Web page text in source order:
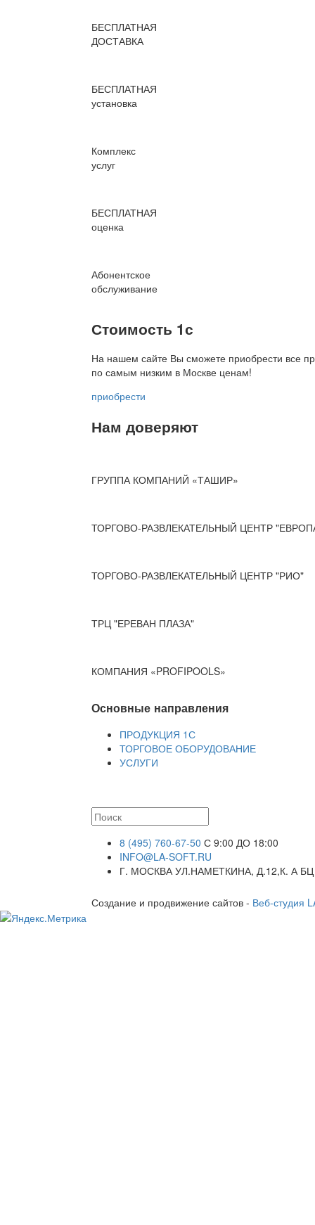
БЕСПЛАТНАЯ
ДОСТАВКА
БЕСПЛАТНАЯ
установка
Комплекс
услуг
БЕСПЛАТНАЯ
оценка
Абонентское
обслуживание
Стоимость 1с
На нашем сайте Вы сможете приобрести все
по самым низким в Москве ценам!
приобрести
Нам доверяют
ГРУППА КОМПАНИЙ «ТАШИР»
ТОРГОВО-РАЗВЛЕКАТЕЛЬНЫЙ ЦЕНТР
ТОРГОВО-РАЗВЛЕКАТЕЛЬНЫЙ ЦЕНТР "РИО"
ТРЦ "ЕРЕВАН ПЛАЗА"
КОМПАНИЯ «PROFIPOOLS»
Основные направления
ПРОДУКЦИЯ 1С
ТОРГОВОЕ ОБОРУДОВАНИЕ
УСЛУГИ
8 (495) 760-67-50 С 9:00 ДО 18:00
INFO@LA-SOFT.RU
Г. МОСКВА УЛ.НАМЕТКИНА, Д.12,К. А
Создание и продвижение сайтов - Веб-студия